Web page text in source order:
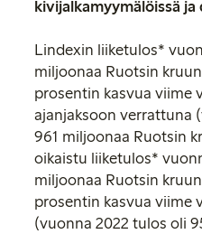
kivijalkamyymälöissä
Lindexin liiketulos*
miljoonaa Ruotsin
prosentin kasvua viime
ajanjaksoon verrattuna
961 miljoonaa Ruotsin
oikaistu liiketulos*
miljoonaa Ruotsin
prosentin kasvua viime
(vuonna 2022 tulos oli